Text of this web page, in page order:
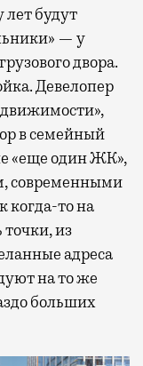
лет будут
— у
двора.
Девелопер
в семейный
«еще один ЖК»,
современными
когда-то на
из
адреса
на то же
больших